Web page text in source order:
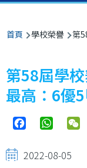
導
航
連
結
首頁 學校榮譽 第
第58屆學
最高：6優
Facebook
2022-08-05